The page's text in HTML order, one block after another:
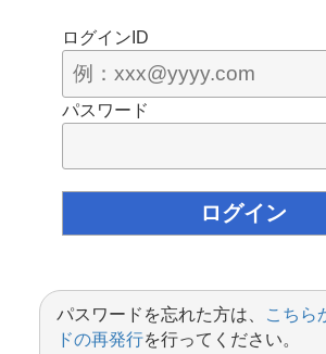
ログインID
パスワード
パスワードを忘れた方は、
こちら
ドの再発行を行ってください。